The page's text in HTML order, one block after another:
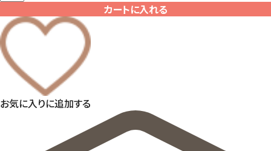
カートに入れる
お気に入りに追加する